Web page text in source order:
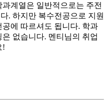
계열은 일반적으로는 주전
. 하지만 복수전공으로 지원
에 따르셔도 됩니다. 학과
없습니다. 멘티님의 취업
!